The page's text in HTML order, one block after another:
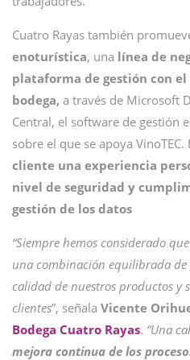
Cuatro Rayas también
enoturística, una línea de
plataforma de gestión con
bodega, a través de Microsoft
Central, el software de gestión
sobre el que se apoya VinoTEC.
cliente una experiencia
nivel de seguridad y
gestión de los datos
“Siempre hemos considerado
una combinación equilibrada
calidad de nuestros productos y
clientes”, señala Vicente
Bodega Cuatro Rayas. “Una
mejora continua de los